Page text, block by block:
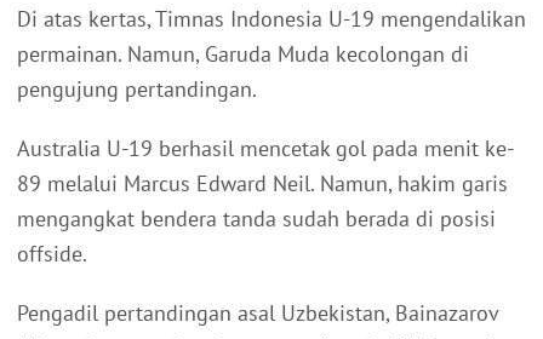
Di atas kertas, Timnas Indonesia U-19 mengendalikan
permainan. Namun, Garuda Muda kecolongan di
pengujung pertandingan.
Australia U-19 berhasil mencetak gol pada menit ke-
89 melalui Marcus Edward Neil. Namun, hakim garis
mengangkat bendera tanda sudah berada di posisi
offside.
Pengadil pertandingan asal Uzbekistan, Bainazarov